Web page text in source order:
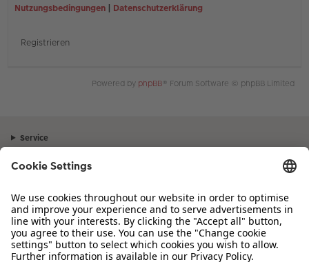
Nutzungsbedingungen | Datenschutzerklärung
Registrieren
Powered by phpBB® Forum Software © phpBB Limited
Service
Sortiment